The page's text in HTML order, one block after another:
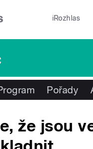
iRozhlas
Pořady
že jsou